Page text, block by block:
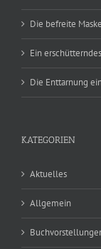
Die befreite Maske
Ein
Die Enttarnung
KATEGORIEN
Aktuelles
Allgemein